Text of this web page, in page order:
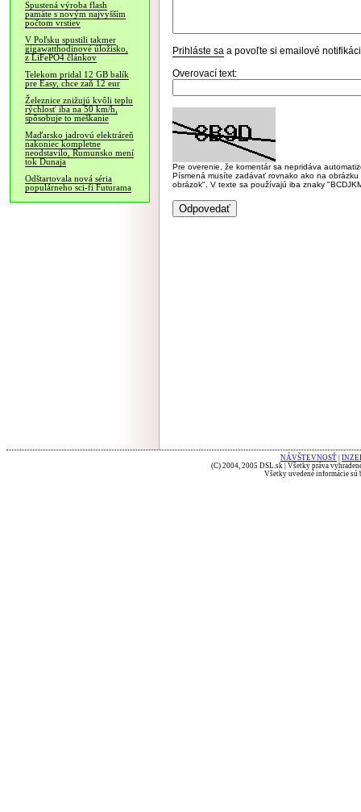
Spustená výroba flash
pamäte s novým najvyšším
počtom vrstiev
V Poľsku spustili takmer
gigawatthodinové úložisko,
z LiFePO4 článkov
Telekom pridal 12 GB balík
pre Easy, chce zaň 12 eur
Železnice znižujú kvôli teplu
rýchlosť iba na 50 km/h,
spôsobuje to meškanie
Maďarsko jadrovú elektráreň
nakoniec kompletne
neodstavilo, Rumunsko mení
tok Dunaja
Odštartovala nová séria
populárneho sci-fi Futurama
Prihláste sa a povoľte si emailové
Overovací text:
Pre overenie, že komentár sa nepridáva
Písmená musíte zadávať rovnako ako na
obrázok". V texte sa používajú iba znaky
NÁVŠTEVNOSŤ
(C) 2004, 2005 DSL.sk | Všetky práva
Všetky uvedené informácie sú